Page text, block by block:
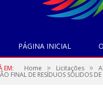
PÁGINA INICIAL
EM: Home » Licitações »
FINAL DE RESÍDUOS SÓLIDOS